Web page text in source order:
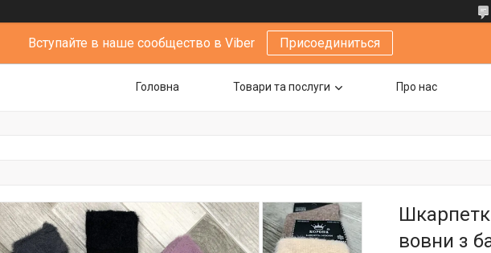
Вступайте в наше сообщество в Viber Присоединиться
Головна Товари та послуги Про нас
вовни з